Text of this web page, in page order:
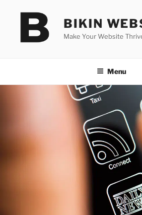
BIKIN
Make Your Website
Menu